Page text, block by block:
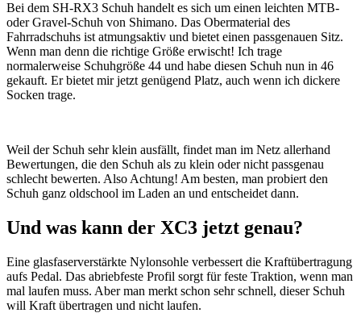
Bei dem SH-RX3 Schuh handelt es sich um einen leichten MTB-
oder Gravel-Schuh von Shimano. Das Obermaterial des
Fahrradschuhs ist atmungsaktiv und bietet einen passgenauen Sitz.
Wenn man denn die richtige Größe erwischt! Ich trage
normalerweise Schuhgröße 44 und habe diesen Schuh nun in 46
gekauft. Er bietet mir jetzt genügend Platz, auch wenn ich dickere
Socken trage.
Weil der Schuh sehr klein ausfällt, findet man im Netz allerhand
Bewertungen, die den Schuh als zu klein oder nicht passgenau
schlecht bewerten. Also Achtung! Am besten, man probiert den
Schuh ganz oldschool im Laden an und entscheidet dann.
Und was kann der XC3 jetzt genau?
Eine glasfaserverstärkte Nylonsohle verbessert die Kraftübertragung
aufs Pedal. Das abriebfeste Profil sorgt für feste Traktion, wenn man
mal laufen muss. Aber man merkt schon sehr schnell, dieser Schuh
will Kraft übertragen und nicht laufen.